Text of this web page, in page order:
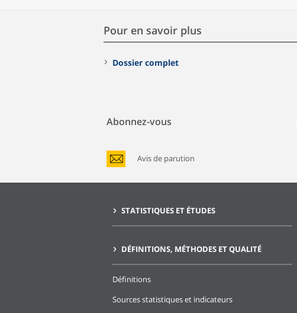
Pour en savoir plus
Dossier complet
Abonnez-vous
Avis de parution
STATISTIQUES ET ÉTUDES
DÉFINITIONS, MÉTHODES ET QUALITÉ
Définitions
Sources statistiques et indicateurs